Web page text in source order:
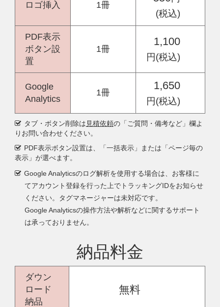
ロゴ挿入 1冊
(税込)
PDF表示
ボタン設
置
1冊
1,100
円(税込)
Google
Analytics
1冊
1,650
円(税込)
タブ・ボタン削除は 見積依頼の「ご質問・備考など」欄よ
りお問い合わせください。
PDF表示ボタン設置は、「一括表示」または「ページ毎の
表示」が選べます。
Google Analyticsのログ解析を使用する場合は、お客様に
てアカウント登録を行った上でトラッキングIDをお知らせ
ください。タグマネージャーは未対応です。
Google Analyticsの操作方法や解析などに関するサポート
は承っておりません。
納品料金
ダウン
ロード
納品
無料